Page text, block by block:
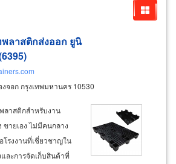
พลาสติกส่งออก ยูนิ
จอก กรุงเทพมหานคร 10530
ลาสติกสำหรับงาน
ขายเอง ไม่มีคนกลาง
โรงงานที่เชี่ยวชาญใน
ละการจัดเก็บสินค้าที่